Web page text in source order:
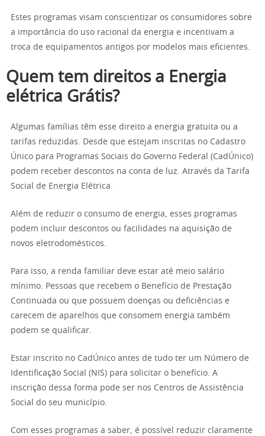
Estes programas visam conscientizar os consumidores sobre
a importância do uso racional da energia e incentivam a
troca de equipamentos antigos por modelos mais eficientes.
Quem tem direitos a Energia
elétrica Grátis?
Algumas famílias têm esse direito a energia gratuita ou a
tarifas reduzidas. Desde que estejam inscritas no Cadastro
Único para Programas Sociais do Governo Federal (CadÚnico)
podem receber descontos na conta de luz. Através da Tarifa
Social de Energia Elétrica.
Além de reduzir o consumo de energia, esses programas
podem incluir descontos ou facilidades na aquisição de
novos eletrodomésticos.
Para isso, a renda familiar deve estar até meio salário
mínimo. Pessoas que recebem o Benefício de Prestação
Continuada ou que possuem doenças ou deficiências e
carecem de aparelhos que consomem energia também
podem se qualificar.
Estar inscrito no CadÚnico antes de tudo ter um Número de
Identificação Social (NIS) para solicitar o benefício. A
inscrição dessa forma pode ser nos Centros de Assistência
Social do seu município.
Com esses programas a saber, é possível reduzir claramente